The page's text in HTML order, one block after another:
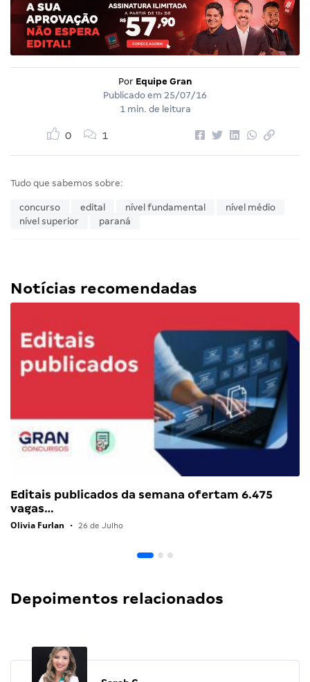
Por Equipe Gran
Publicado em 25/07/16
1 min. de leitura
0 1
Tudo que sabemos sobre:
concurso edital nível fundamental
nível médio
nível superior
paraná
Notícias recomendadas
Editais publicados da semana ofertam 6.475
vagas…
Olivia Furlan • 26 de Julho
Depoimentos relacionados